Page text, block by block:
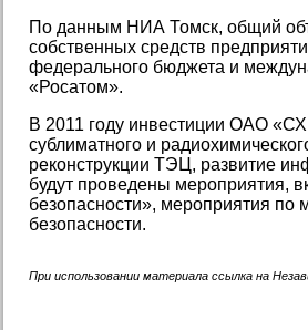
По данным НИА Томск, общий
собственных средств
федерального бюджета и
«Росатом».
В 2011 году инвестиции ОАО
сублиматного и
реконструкции ТЭЦ, развитие
будут проведены мероприятия,
безопасности», мероприятия по
безопасности.
При использовании материала ссылка на